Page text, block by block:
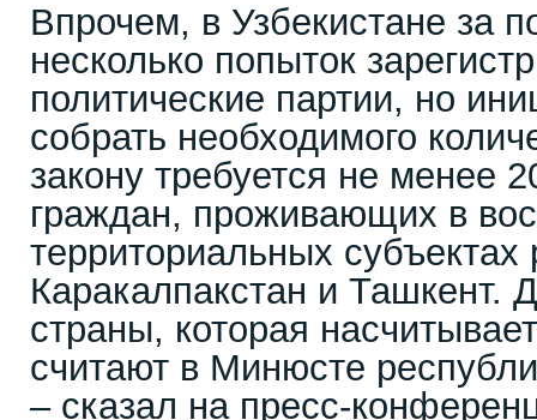
Впрочем, в Узбекистане за
несколько попыток
политические партии, но
собрать необходимого
закону требуется не менее
граждан, проживающих в
территориальных
Каракалпакстан и Ташкент.
страны, которая
считают в Минюсте
– сказал на пресс-